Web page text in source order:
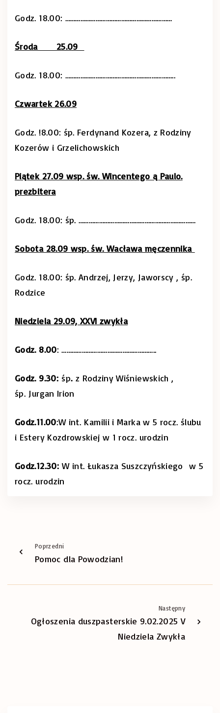
Godz. 18.00: ………………………………………………………
Środa 25.09
Godz. 18.00: ………………………………………………………..
Czwartek 26.09
Godz. !8.00: śp. Ferdynand Kozera, z Rodziny
Kozerów i Grzelichowskich
Piątek 27.09 wsp. św. Wincentego ą Paulo.
prezbitera
Godz. 18.00: śp. ……………………………………………………………
Sobota 28.09 wsp. św. Wacława męczennika
Godz. 18.00: śp. Andrzej, Jerzy, Jaworscy , śp.
Rodzice
Niedziela 29.09, XXVI zwykła
Godz. 8.00: ………………………………………………..
Godz. 9.30: śp. z Rodziny Wiśniewskich ,
śp. Jurgan Irion
Godz.11.00:W int. Kamilii i Marka w 5 rocz. ślubu
i Estery Kozdrowskiej w 1 rocz. urodzin
Godz.12.30:W int. Łukasza Suszczyńskiego w 5
rocz. urodzin
Poprzedni
Pomoc dla Powodzian!
Następny
Ogłoszenia duszpasterskie 9.02.2025 V
Niedziela Zwykła